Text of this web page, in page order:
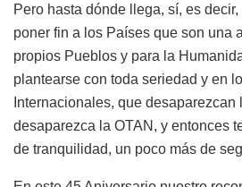
Pero hasta dónde llega, sí, es
poner fin a los Países que son una
propios Pueblos y para la
plantearse con toda seriedad y en
Internacionales, que desaparezcan
desaparezca la OTAN, y entonces
de tranquilidad, un poco más de